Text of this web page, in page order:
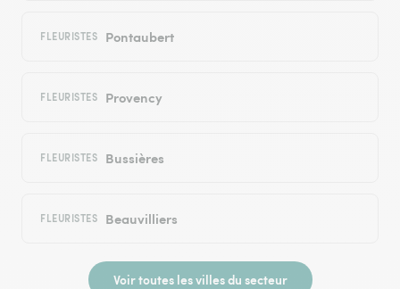
FLEURISTES Pontaubert
FLEURISTES Provency
FLEURISTES Bussières
FLEURISTES Beauvilliers
Voir toutes les villes du secteur